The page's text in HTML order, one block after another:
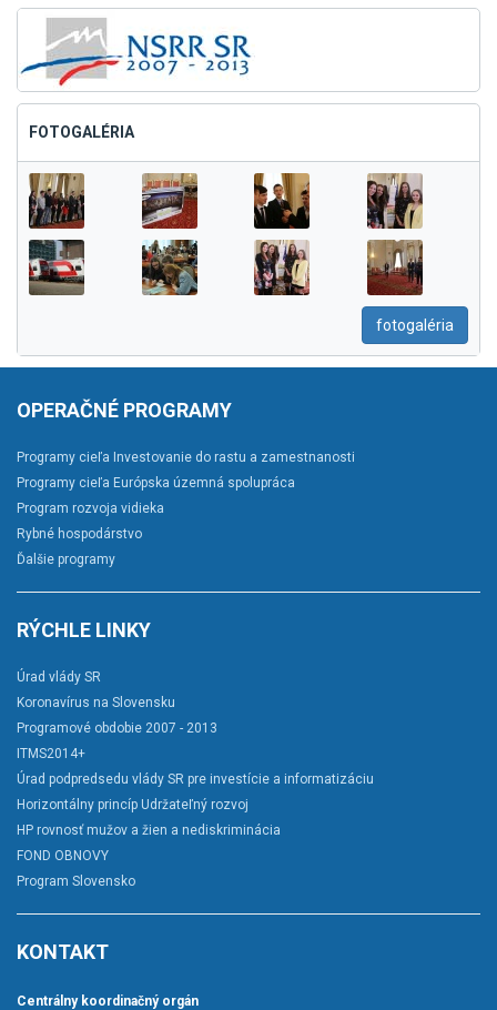
FOTOGALÉRIA
fotogaléria
OPERAČNÉ PROGRAMY
Programy cieľa Investovanie do rastu a zamestnanosti
Programy cieľa Európska územná spolupráca
Program rozvoja vidieka
Rybné hospodárstvo
Ďalšie programy
RÝCHLE LINKY
Úrad vlády SR
Koronavírus na Slovensku
Programové obdobie 2007 - 2013
ITMS2014+
Úrad podpredsedu vlády SR pre investície a informatizáciu
Horizontálny princíp Udržateľný rozvoj
HP rovnosť mužov a žien a nediskriminácia
FOND OBNOVY
Program Slovensko
KONTAKT
Centrálny koordinačný orgán